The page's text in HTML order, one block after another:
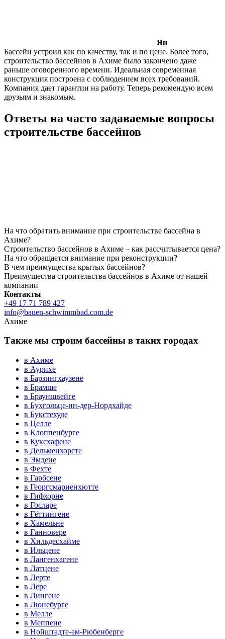
Ян
Бассейн устроил как по качеству, так и по цене. Более того,
строительство бассейнов в Ахиме было закончено даже
раньше оговоренного времени. Идеальная современная
конструкция построена с соблюдением всех требований.
Компания дает гарантии на работу. Теперь рекомендую всем
друзьям и знакомым.
Ответы на часто задаваемые вопросы
строительстве бассейнов
На что обратить внимание при строительстве бассейна в
Ахиме?
Строительство бассейнов в Ахиме – как рассчитывается цена?
На что обращается внимание при реконструкции?
В чем преимущества крытых бассейнов?
Преимущества строительства бассейнов в Ахиме от нашей
компании
Контакты
+49 17 71 789 427
info@bauen-schwimmbad.com.de
Ахиме
Также мы строим бассейны в таких городах
в Ахиме
в Аурихе
в Барзингхаузене
в Брамше
в Брауншвейге
в Бухгольце-ин-дер-Нордхайде
в Букстехуде
в Целле
в Клоппенбурге
в Куксхафене
в Дельменхорсте
в Эмдене
в Фехте
в Гарбсене
в Георгсмариенхютте
в Гифхорне
в Госларе
в Гёттингене
в Хамельне
в Ганновере
в Хильдесхайме
в Ильцене
в Лангенхагене
в Латцене
в Лерте
в Лере
в Лингене
в Люнебурге
в Мелле
в Меппене
в Нойштадте-ам-Рюбенберге